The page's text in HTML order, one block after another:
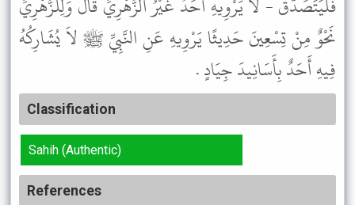
نَحْوٌ مِنْ تِسْعِينَ حَدِيثًا يَرْوِيهِ عَنِ النَّبِيِّ ﷺ لاَ يُشَارِكُهُ
فِيهِ أَحَدٌ بِأَسَانِيدَ جِيَادٍ .
Classification
Sahih (Authentic)
References